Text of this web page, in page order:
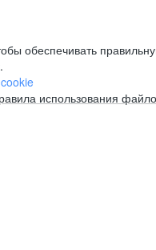
обеспечивать
использования